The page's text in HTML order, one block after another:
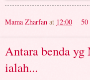
Mama Zharfan at 12:00 50
Antara benda
ialah...